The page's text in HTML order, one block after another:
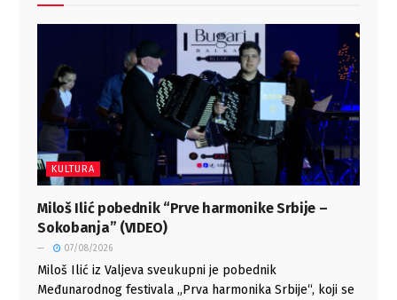
KULTURA
Miloš Ilić pobednik “Prve harmonike Srbije –
Sokobanja” (VIDEO)
07/08/2026
Miloš Ilić iz Valjeva sveukupni je pobednik
Međunarodnog festivala „Prva harmonika Srbije“, koji se